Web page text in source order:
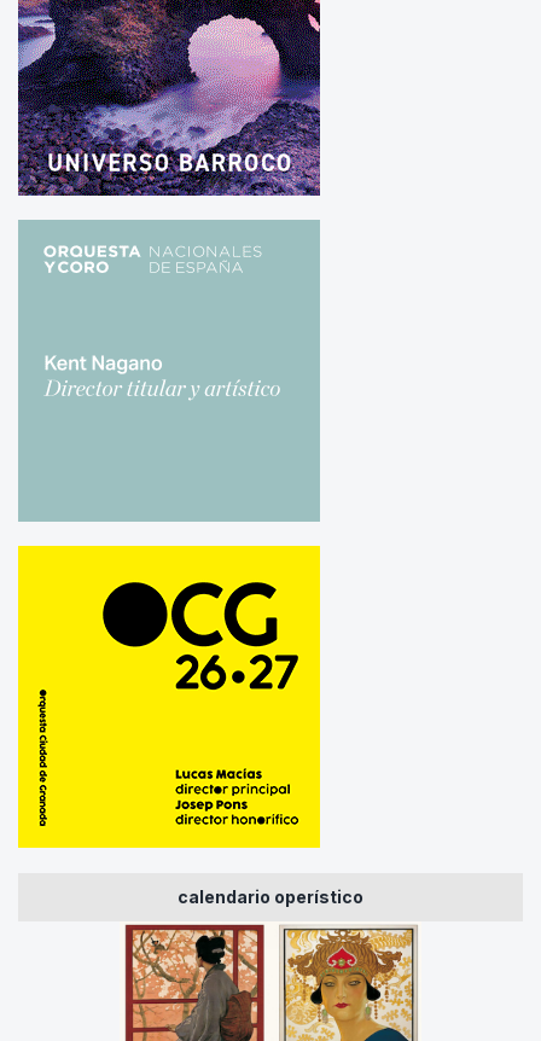
calendario operístico